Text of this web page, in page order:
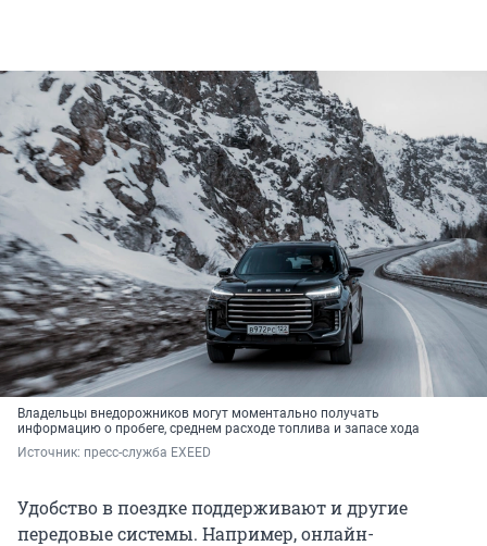
Владельцы внедорожников могут моментально получать
информацию о пробеге, среднем расходе топлива и запасе хода
Источник: пресс-служба EXEED
Удобство в поездке поддерживают и другие
передовые системы. Например, онлайн-